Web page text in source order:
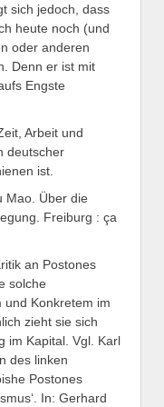
sich jedoch, dass
heute noch (und
oder anderen
Denn er ist mit
Engste
Arbeit und
deutscher
ist.
Mao. Über die
Freiburg : ça
an Postones
solche
und Konkretem im
zieht sie sich
im Kapital. Vgl. Karl
des linken
Postones
In: Gerhard